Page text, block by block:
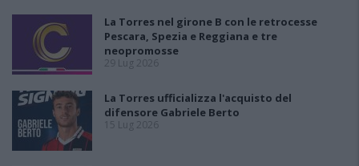
La Torres nel girone B con le retrocesse
Pescara, Spezia e Reggiana e tre
neopromosse
29 Lug 2026
La Torres ufficializza l'acquisto del
difensore Gabriele Berto
15 Lug 2026